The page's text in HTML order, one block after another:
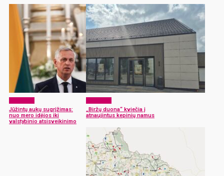
Jūžintų aukų sugrįžimas:
nuo mero idėjos iki
valstybinio atsisveikinimo
„Biržų duona“ kviečia į
atnaujintus kepinių namus